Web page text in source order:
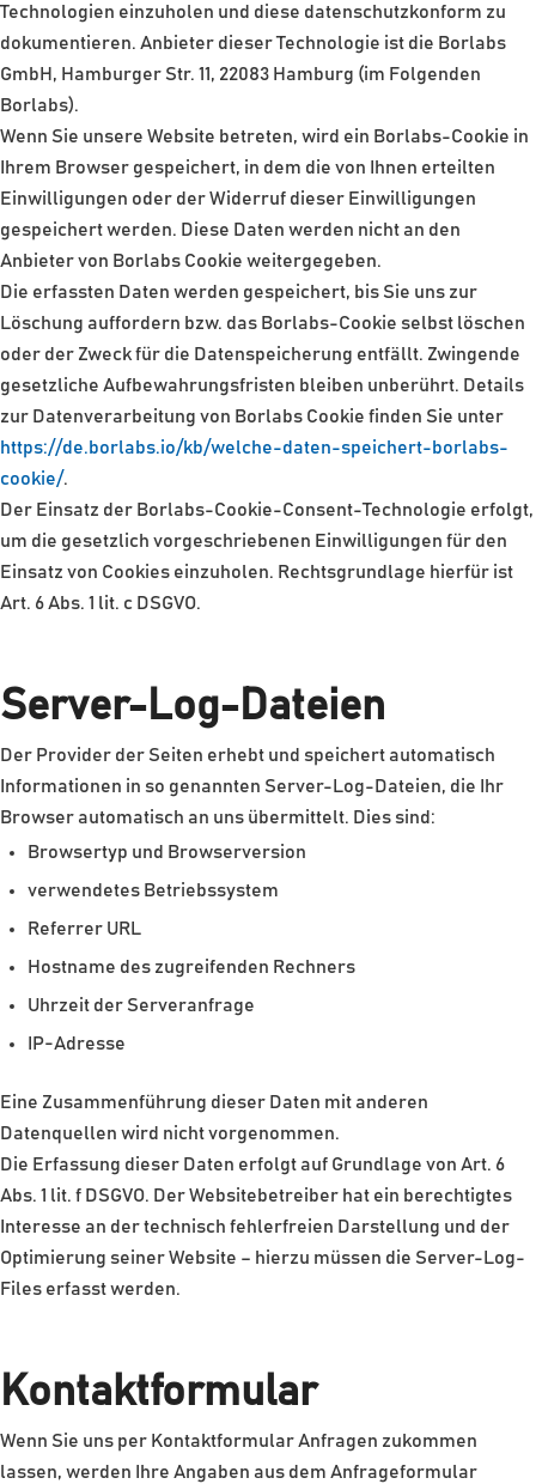
Technologien einzuholen und diese datenschutzkonform zu
dokumentieren. Anbieter dieser Technologie ist die Borlabs
GmbH, Hamburger Str. 11, 22083 Hamburg (im Folgenden
Borlabs).
Wenn Sie unsere Website betreten, wird ein Borlabs-Cookie in
Ihrem Browser gespeichert, in dem die von Ihnen erteilten
Einwilligungen oder der Widerruf dieser Einwilligungen
gespeichert werden. Diese Daten werden nicht an den
Anbieter von Borlabs Cookie weitergegeben.
Die erfassten Daten werden gespeichert, bis Sie uns zur
Löschung auffordern bzw. das Borlabs-Cookie selbst löschen
oder der Zweck für die Datenspeicherung entfällt. Zwingende
gesetzliche Aufbewahrungsfristen bleiben unberührt. Details
zur Datenverarbeitung von Borlabs Cookie finden Sie unter
https://de.borlabs.io/kb/welche-daten-speichert-borlabs-
cookie/.
Der Einsatz der Borlabs-Cookie-Consent-Technologie erfolgt,
um die gesetzlich vorgeschriebenen Einwilligungen für den
Einsatz von Cookies einzuholen. Rechtsgrundlage hierfür ist
Art. 6 Abs. 1 lit. c DSGVO.
Server-Log-Dateien
Der Provider der Seiten erhebt und speichert automatisch
Informationen in so genannten Server-Log-Dateien, die Ihr
Browser automatisch an uns übermittelt. Dies sind:
Browsertyp und Browserversion
verwendetes Betriebssystem
Referrer URL
Hostname des zugreifenden Rechners
Uhrzeit der Serveranfrage
IP-Adresse
Eine Zusammenführung dieser Daten mit anderen
Datenquellen wird nicht vorgenommen.
Die Erfassung dieser Daten erfolgt auf Grundlage von Art. 6
Abs. 1 lit. f DSGVO. Der Websitebetreiber hat ein berechtigtes
Interesse an der technisch fehlerfreien Darstellung und der
Optimierung seiner Website – hierzu müssen die Server-Log-
Files erfasst werden.
Kontaktformular
Wenn Sie uns per Kontaktformular Anfragen zukommen
lassen, werden Ihre Angaben aus dem Anfrageformular